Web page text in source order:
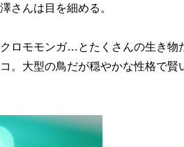
さんは目を細める。
ロモモンガ…とたくさんの生き物
大型の鳥だが穏やかな性格で